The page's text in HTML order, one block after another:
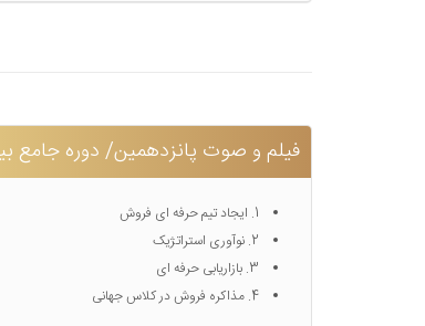
فیلم و صوت پانزدهمین/ دوره جامع
1. ایجاد تیم حرفه ای فروش
2. نوآوری استراتژیک
3. بازاریابی حرفه ای
4. مذاکره فروش در کلاس جهانی